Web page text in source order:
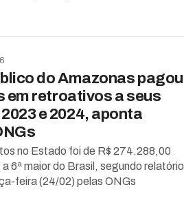
do Amazonas pagou
em retroativos a seus
e 2024, aponta
no Estado foi de R$ 274.288,00
6ª maior do Brasil, segundo relatório
feira (24/02) pelas ONGs